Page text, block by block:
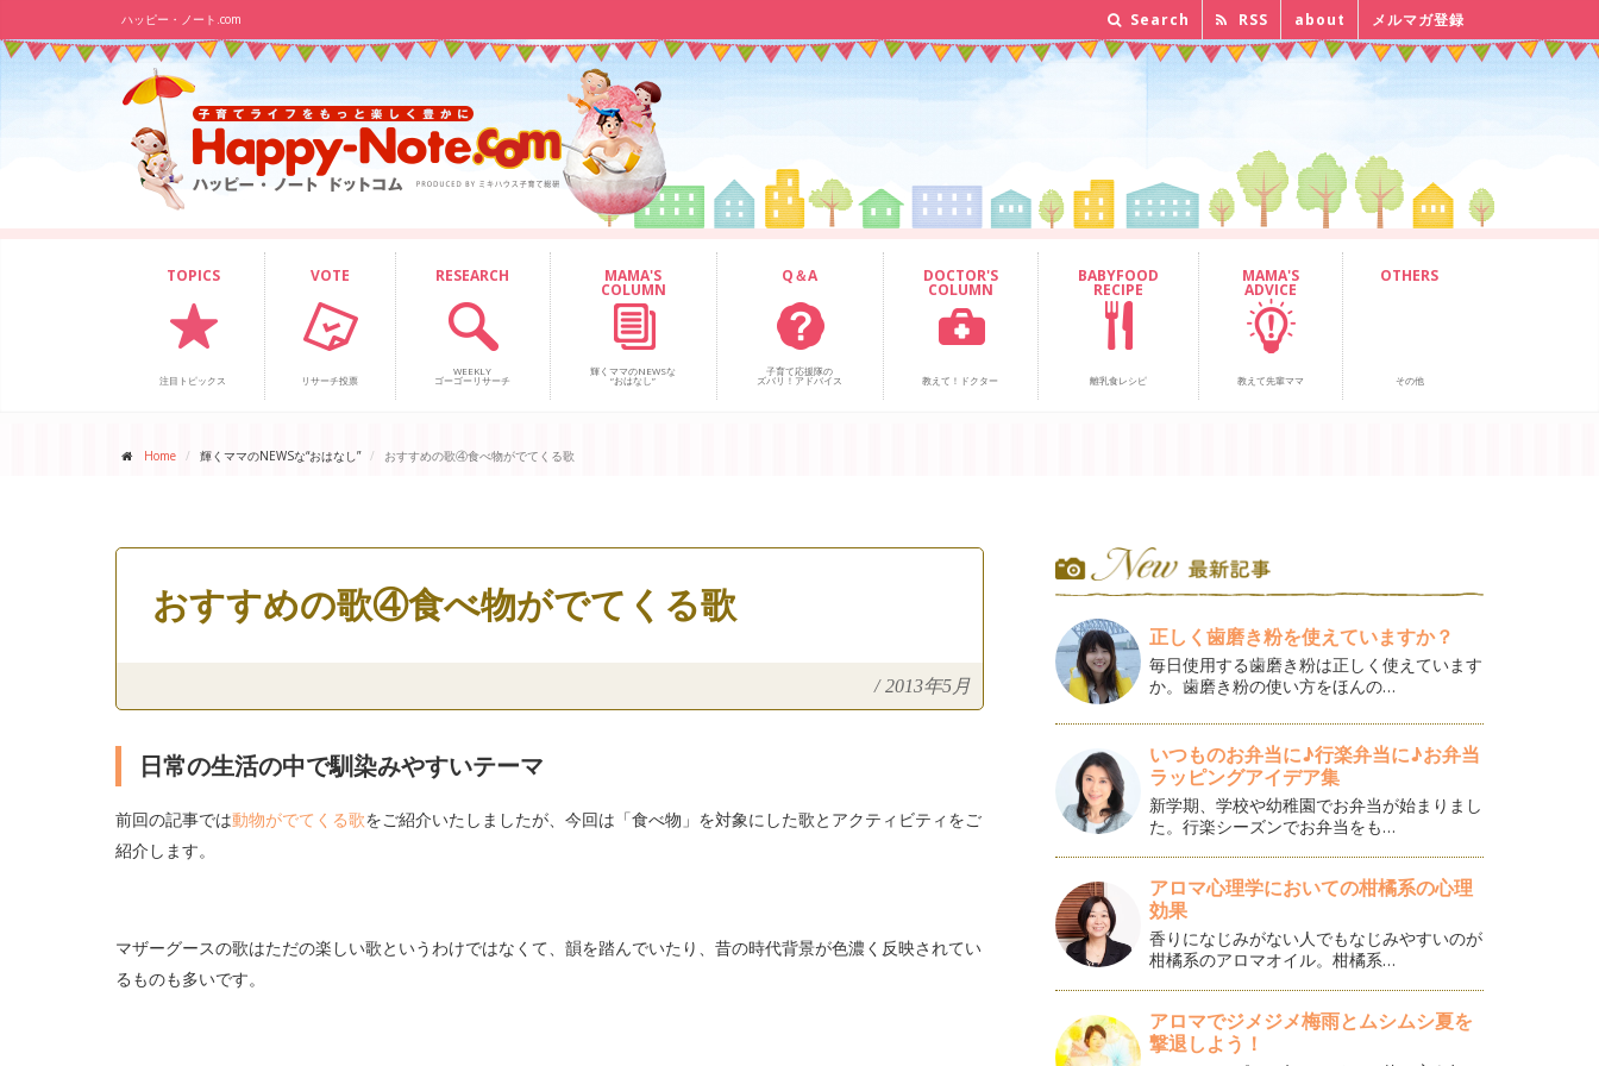
ハッピー・ノート.com Search RSS about メルマガ登録
TOPICS
注目トピックス
VOTE
リサーチ投票
RESEARCH
WEEKLY
ゴーゴーリサーチ
MAMA'S
COLUMN
輝くママのNEWSな
“おはなし”
Q＆A
子育て応援隊の
ズバリ！アドバイス
DOCTOR'S
COLUMN
教えて！ドクター
BABYFOOD
RECIPE
離乳食レシピ
MAMA'S
ADVICE
教えて先輩ママ
OTHERS
その他
Home 輝くママのNEWSな“おはなし” おすすめの歌④食べ物がでてくる歌
おすすめの歌④食べ物がでてくる歌
/ 2013年5月
日常の生活の中で馴染みやすいテーマ
前回の記事では動物がでてくる歌をご紹介いたしましたが、今回は「食べ物」を対象にした歌とアクティビティをご
紹介します。
マザーグースの歌はただの楽しい歌というわけではなくて、韻を踏んでいたり、昔の時代背景が色濃く反映されてい
るものも多いです。
正しく歯磨き粉を使えていますか？
毎日使用する歯磨き粉は正しく使えています
か。歯磨き粉の使い方をほんの…
いつものお弁当に♪行楽弁当に♪お弁当
ラッピングアイデア集
新学期、学校や幼稚園でお弁当が始まりまし
た。行楽シーズンでお弁当をも…
アロマ心理学においての柑橘系の心理
効果
香りになじみがない人でもなじみやすいのが
柑橘系のアロマオイル。柑橘系…
アロマでジメジメ梅雨とムシムシ夏を
撃退しよう！